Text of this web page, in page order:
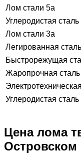
Лом стали 5а
Углеродистая сталь
Лом стали 3а
Легированная сталь
Быстрорежущая
Жаропрочная сталь
Углеродистая сталь
Цена лома
Островском